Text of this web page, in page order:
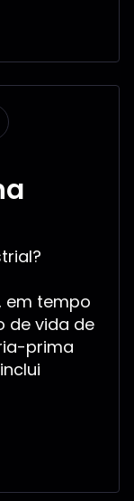
em tempo
de vida de
prima